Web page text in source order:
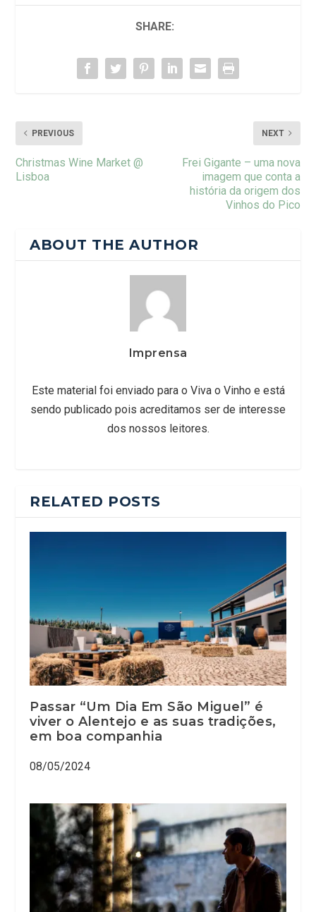
SHARE:
PREVIOUS
Christmas Wine Market @
Lisboa
NEXT
Frei Gigante – uma nova
imagem que conta a
história da origem dos
Vinhos do Pico
ABOUT THE AUTHOR
Imprensa
Este material foi enviado para o Viva o Vinho e está
sendo publicado pois acreditamos ser de interesse
dos nossos leitores.
RELATED POSTS
Passar “Um Dia Em São Miguel” é
viver o Alentejo e as suas tradições,
em boa companhia
08/05/2024